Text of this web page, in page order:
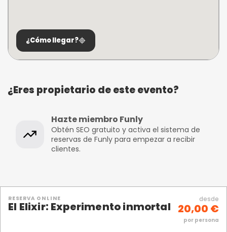
¿Cómo llegar?
¿Eres propietario de este evento?
Hazte miembro Funly
Obtén SEO gratuito y activa el sistema de
reservas de Funly para empezar a recibir
clientes.
RESERVA ONLINE
El Elixir: Experimento inmortal
desde
20,00 €
por persona